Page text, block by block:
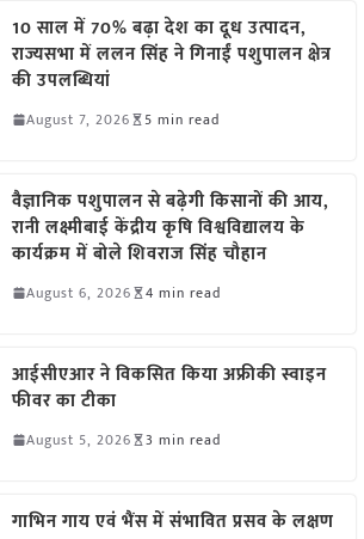
10 साल में 70% बढ़ा देश का दूध उत्पादन,
राज्यसभा में ललन सिंह ने गिनाईं पशुपालन क्षेत्र
की उपलब्धियां
August 7, 2026 5 min read
वैज्ञानिक पशुपालन से बढ़ेगी किसानों की आय,
रानी लक्ष्मीबाई केंद्रीय कृषि विश्वविद्यालय के
कार्यक्रम में बोले शिवराज सिंह चौहान
August 6, 2026 4 min read
आईसीएआर ने विकसित किया अफ्रीकी स्वाइन
फीवर का टीका
August 5, 2026 3 min read
गाभिन गाय एवं भैंस में संभावित प्रसव के लक्षण